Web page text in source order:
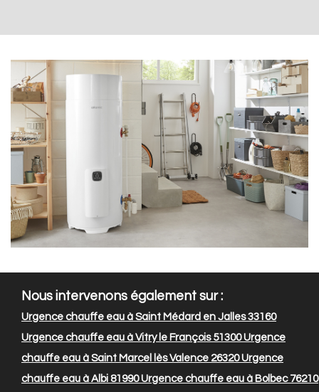
Nous intervenons également sur :
Urgence chauffe eau à Saint Médard en Jalles 33160
Urgence chauffe eau à Vitry le François 51300Urgence
chauffe eau à Saint Marcel lès Valence 26320Urgence
chauffe eau à Albi 81990Urgence chauffe eau à Bolbec 76210